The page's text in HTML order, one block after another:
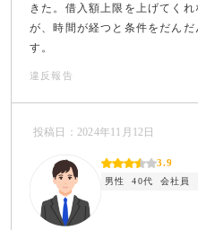
きた。借入額上限を上げてく
が、時間が経つと条件をだん
す。
違反報告
投稿日：2024年11月12日
3.9
男性 40代 会社員